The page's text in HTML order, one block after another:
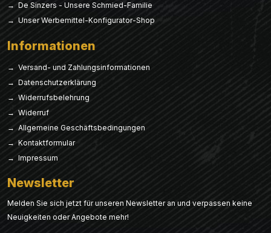
→ De Sinzers - Unsere Schmied-Familie
→ Unser Werbemittel-Konfigurator-Shop
Informationen
→ Versand- und Zahlungsinformationen
→ Datenschutzerklärung
→ Widerrufsbelehrung
→ Widerruf
→ Allgemeine Geschäftsbedingungen
→ Kontaktformular
→ Impressum
Newsletter
Melden Sie sich jetzt für unseren Newsletter an und verpassen keine
Neuigkeiten oder Angebote mehr!